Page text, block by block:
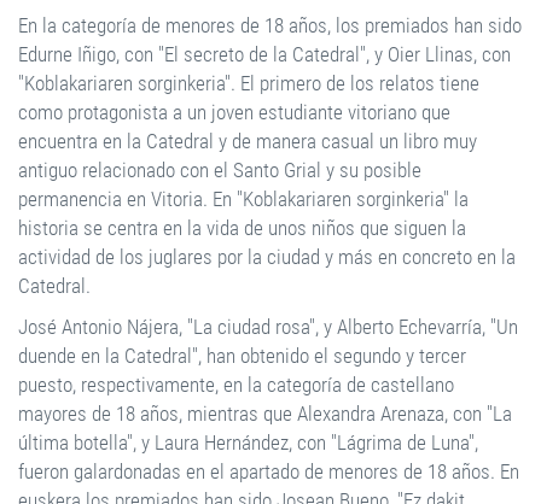
En la categoría de menores de 18 años, los premiados han sido
Edurne Iñigo, con "El secreto de la Catedral", y Oier Llinas, con
"Koblakariaren sorginkeria". El primero de los relatos tiene
como protagonista a un joven estudiante vitoriano que
encuentra en la Catedral y de manera casual un libro muy
antiguo relacionado con el Santo Grial y su posible
permanencia en Vitoria. En "Koblakariaren sorginkeria" la
historia se centra en la vida de unos niños que siguen la
actividad de los juglares por la ciudad y más en concreto en la
Catedral.
José Antonio Nájera, "La ciudad rosa", y Alberto Echevarría, "Un
duende en la Catedral", han obtenido el segundo y tercer
puesto, respectivamente, en la categoría de castellano
mayores de 18 años, mientras que Alexandra Arenaza, con "La
última botella", y Laura Hernández, con "Lágrima de Luna",
fueron galardonadas en el apartado de menores de 18 años. En